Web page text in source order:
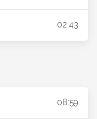
02:43
08:59